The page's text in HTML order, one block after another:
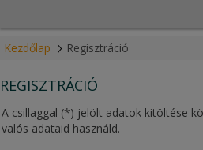
Kezdőlap Regisztráció
REGISZTRÁCIÓ
A csillaggal (*) jelölt adatok kitöltése
valós adataid használd.